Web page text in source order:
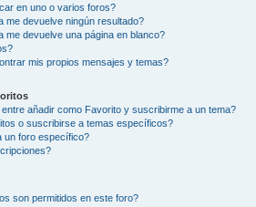
en uno o varios foros?
me devuelve ningún resultado?
me devuelve una página en blanco?
mis propios mensajes y temas?
añadir como Favorito y suscribirme a un tema?
o suscribirse a temas específicos?
un foro específico?
son permitidos en este foro?